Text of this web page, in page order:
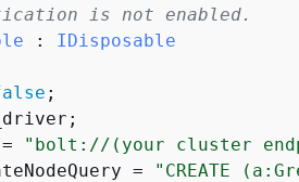
is not enabled.
: IDisposable
;
"bolt://(your cluster
=
"CREATE